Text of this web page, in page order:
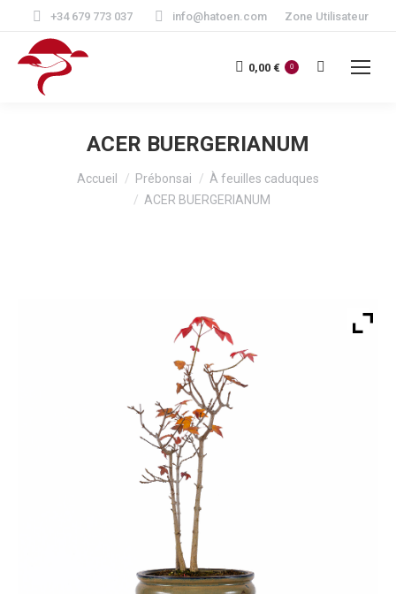
+34 679 773 037 info@hatoen.com Zone Utilisateur
0,00 € 0
Recherche
ACER BUERGERIANUM
Accueil Prébonsai
À feuilles caduques
ACER BUERGERIANUM